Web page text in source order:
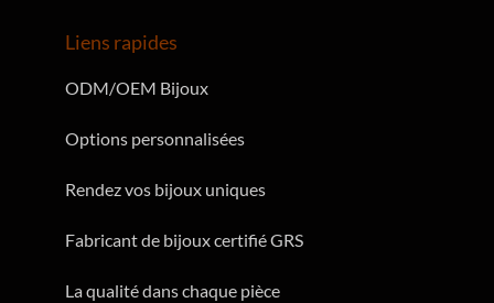
Liens rapides
ODM/OEM Bijoux
Options personnalisées
Rendez vos bijoux uniques
Fabricant de bijoux certifié GRS
La qualité dans chaque pièce